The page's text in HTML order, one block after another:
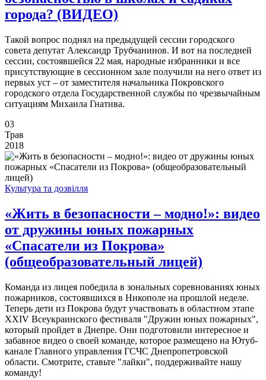
города? (ВИДЕО)
Такой вопрос поднял на предыдущей сессии городского
совета депутат Александр Трубчанинов. И вот на последней
сессии, состоявшейся 22 мая, народные избранники и все
присутствующие в сессионном зале получили на него ответ из
первых уст – от заместителя начальника Покровского
городского отдела Государственной службы по чрезвычайным
ситуациям Михаила Гнатива.
03
Трав
2018
Культура та дозвілля
«Жить в безопасности – модно!»: видео
от дружины юных пожарных
«Спасатели из Покрова»
(общеобразовательный лицей)
Команда из лицея победила в зональных соревнованиях юных
пожарников, состоявшихся в Никополе на прошлой неделе.
Теперь дети из Покрова будут участвовать в областном этапе
XXIV Всеукраинского фестиваля "Дружин юных пожарных",
который пройдет в Днепре. Они подготовили интересное и
забавное видео о своей команде, которое размещено на Ютуб-
канале Главного управления ГСЧС Днепропетровской
области. Смотрите, ставьте "лайки", поддерживайте нашу
команду!